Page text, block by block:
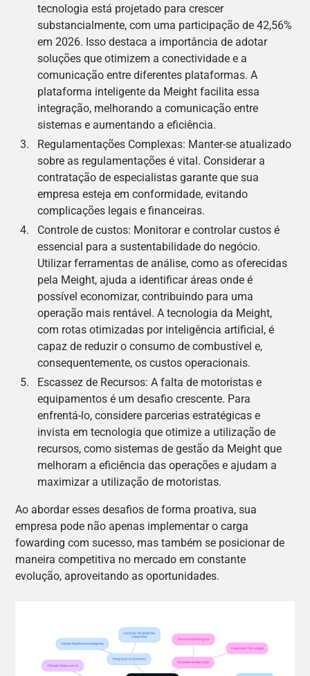
tecnologia está projetado para crescer
substancialmente, com uma participação de 42,56%
em 2026. Isso destaca a importância de adotar
soluções que otimizem a conectividade e a
comunicação entre diferentes plataformas. A
plataforma inteligente da Meight facilita essa
integração, melhorando a comunicação entre
sistemas e aumentando a eficiência.
Regulamentações Complexas: Manter-se atualizado
sobre as regulamentações é vital. Considerar a
contratação de especialistas garante que sua
empresa esteja em conformidade, evitando
complicações legais e financeiras.
Controle de custos: Monitorar e controlar custos é
essencial para a sustentabilidade do negócio.
Utilizar ferramentas de análise, como as oferecidas
pela Meight, ajuda a identificar áreas onde é
possível economizar, contribuindo para uma
operação mais rentável. A tecnologia da Meight,
com rotas otimizadas por inteligência artificial, é
capaz de reduzir o consumo de combustível e,
consequentemente, os custos operacionais.
Escassez de Recursos: A falta de motoristas e
equipamentos é um desafio crescente. Para
enfrentá-lo, considere parcerias estratégicas e
invista em tecnologia que otimize a utilização de
recursos, como sistemas de gestão da Meight que
melhoram a eficiência das operações e ajudam a
maximizar a utilização de motoristas.
Ao abordar esses desafios de forma proativa, sua
empresa pode não apenas implementar o carga
fowarding com sucesso, mas também se posicionar de
maneira competitiva no mercado em constante
evolução, aproveitando as oportunidades.